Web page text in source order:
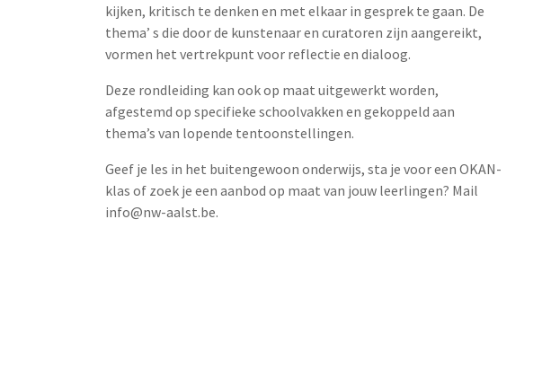
kijken, kritisch te denken en met elkaar in gesprek te gaan. De
thema’ s die door de kunstenaar en curatoren zijn aangereikt,
vormen het vertrekpunt voor reflectie en dialoog.
Deze rondleiding kan ook op maat uitgewerkt worden,
afgestemd op specifieke schoolvakken en gekoppeld aan
thema’s van lopende tentoonstellingen.
Geef je les in het buitengewoon onderwijs, sta je voor een OKAN-
klas of zoek je een aanbod op maat van jouw leerlingen? Mail
info@nw-aalst.be.